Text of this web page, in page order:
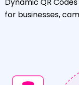
for businesses,